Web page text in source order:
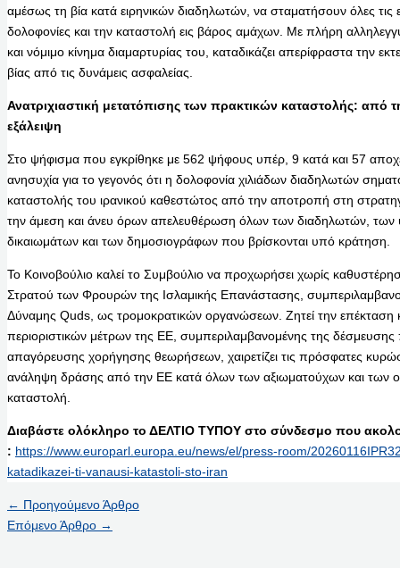
αμέσως τη βία κατά ειρηνικών διαδηλωτών, να σταματήσουν όλες τις
δολοφονίες και την καταστολή εις βάρος αμάχων. Με πλήρη
και νόμιμο κίνημα διαμαρτυρίας του, καταδικάζει απερίφραστα την
βίας από τις δυνάμεις ασφαλείας.
Ανατριχιαστική μετατόπισης των πρακτικών καταστολής: από
εξάλειψη
Στο ψήφισμα που εγκρίθηκε με 562 ψήφους υπέρ, 9 κατά και 57
ανησυχία για το γεγονός ότι η δολοφονία χιλιάδων διαδηλωτών
καταστολής του ιρανικού καθεστώτος από την αποτροπή στη
την άμεση και άνευ όρων απελευθέρωση όλων των διαδηλωτών,
δικαιωμάτων και των δημοσιογράφων που βρίσκονται υπό κράτηση.
Το Κοινοβούλιο καλεί το Συμβούλιο να προχωρήσει χωρίς
Στρατού των Φρουρών της Ισλαμικής Επανάστασης,
Δύναμης Quds, ως τρομοκρατικών οργανώσεων. Ζητεί την επέκταση
περιοριστικών μέτρων της ΕΕ, συμπεριλαμβανομένης της δέσμευσης
απαγόρευσης χορήγησης θεωρήσεων, χαιρετίζει τις πρόσφατες
ανάληψη δράσης από την ΕΕ κατά όλων των αξιωματούχων και των
καταστολή.
Διαβάστε ολόκληρο το ΔΕΛΤΙΟ ΤΥΠΟΥ στο σύνδεσμο που
: https://www.europarl.europa.eu/news/el/press-room/
katadikazei-ti-vanausi-katastoli-sto-iran
← Προηγούμενο Άρθρο
Επόμενο Άρθρο →